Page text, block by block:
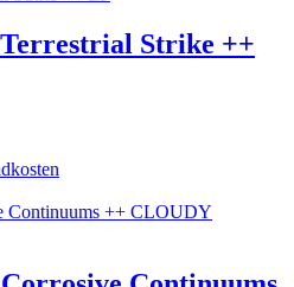
Strike ++